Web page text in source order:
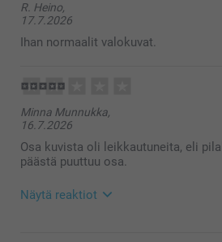
R. Heino,
17.7.2026
Ihan normaalit valokuvat.
Minna Munnukka,
16.7.2026
Osa kuvista oli leikkautuneita, eli
päästä puuttuu osa.
Näytä reaktiot